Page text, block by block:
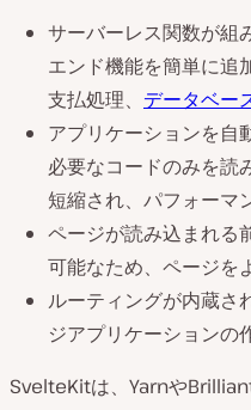
サーバーレス関数が組
エンド機能を簡単に追
支払処理、 データベー
アプリケーションを自
必要なコードのみを読
短縮され、パフォーマ
ページが読み込まれる
可能なため、ページを
ルーティングが内蔵さ
ジアプリケーションの
SvelteKitは、Yarnや